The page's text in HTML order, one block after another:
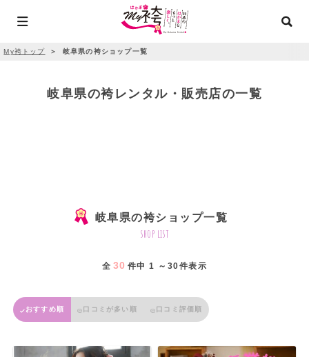
My袴トップ ＞ 岐阜県の袴ショップ一覧
岐阜県の袴レンタル・販売店の一覧
岐阜県の袴ショップ一覧
shop list
全 30 件中 1 ～30件表示
おすすめ順 口コミが多い順 口コミ評価順